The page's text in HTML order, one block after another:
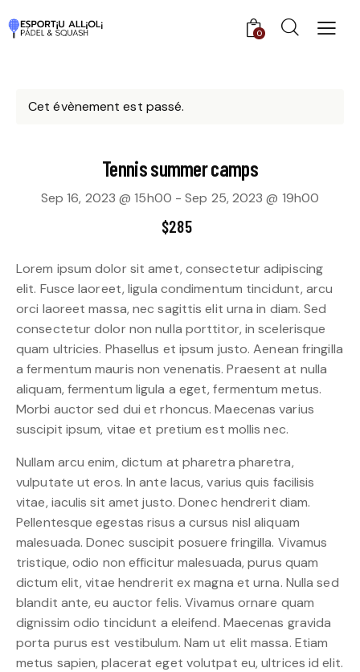
0
Cet évènement est passé.
Tennis summer camps
Sep 16, 2023 @ 15h00 -Sep 25, 2023 @ 19h00
$285
Lorem ipsum dolor sit amet, consectetur adipiscing
elit. Fusce laoreet, ligula condimentum tincidunt, arcu
orci laoreet massa, nec sagittis elit urna in diam. Sed
consectetur dolor non nulla porttitor, in scelerisque
quam ultricies. Phasellus et ipsum justo. Aenean fringilla
a fermentum mauris non venenatis. Praesent at nulla
aliquam, fermentum ligula a eget, fermentum metus.
Morbi auctor sed dui et rhoncus. Maecenas varius
suscipit ipsum, vitae et pretium est mollis nec.
Nullam arcu enim, dictum at pharetra pharetra,
vulputate ut eros. In ante lacus, varius quis facilisis
vitae, iaculis sit amet justo. Donec hendrerit diam.
Pellentesque egestas risus a cursus nisl aliquam
malesuada. Donec suscipit posuere fringilla. Vivamus
tristique, odio non efficitur malesuada, purus quam
dictum elit, vitae hendrerit ex magna et urna. Nulla sed
blandit ante, eu auctor felis. Vivamus ornare quam
dignissim odio tincidunt a eleifend. Maecenas gravida
porta purus est vestibulum. Nam ut elit massa. Etiam
metus sapien, placerat eget volutpat eu, ultrices id elit.